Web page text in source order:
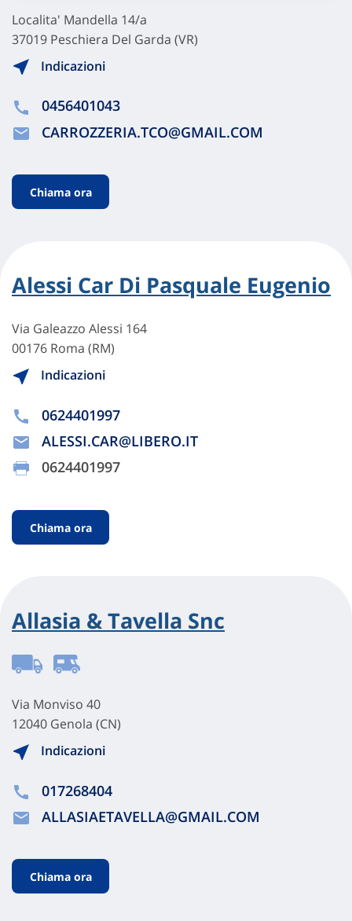
Localita' Mandella 14/a
37019 Peschiera Del Garda (VR)
Indicazioni
0456401043
CARROZZERIA.TCO@GMAIL.COM
Chiama ora
Alessi Car Di Pasquale Eugenio
Via Galeazzo Alessi 164
00176 Roma (RM)
Indicazioni
0624401997
ALESSI.CAR@LIBERO.IT
0624401997
Chiama ora
Allasia & Tavella Snc
Via Monviso 40
12040 Genola (CN)
Indicazioni
017268404
ALLASIAETAVELLA@GMAIL.COM
Chiama ora